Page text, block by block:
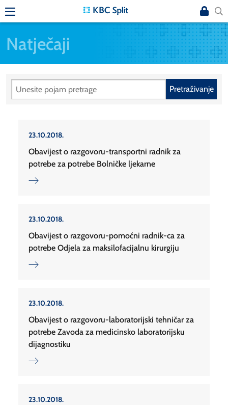
Natječaji
Pretraživanje
23.10.2018.
Obavijest o razgovoru-transportni radnik za
potrebe za potrebe Bolničke ljekarne
23.10.2018.
Obavijest o razgovoru-pomoćni radnik-ca za
potrebe Odjela za maksilofacijalnu kirurgiju
23.10.2018.
Obavijest o razgovoru-laboratorijski tehničar za
potrebe Zavoda za medicinsko laboratorijsku
dijagnostiku
23.10.2018.